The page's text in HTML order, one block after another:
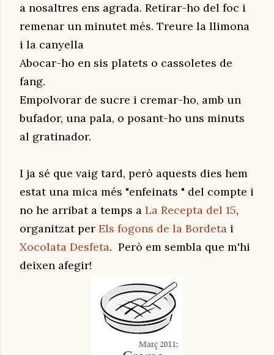
a nosaltres ens agrada. Retirar-ho del foc i
remenar un minutet més. Treure la llimona
i la canyella
Abocar-ho en sis platets o cassoletes de
fang.
Empolvorar de sucre i cremar-ho, amb un
bufador, una pala, o posant-ho uns minuts
al gratinador.
I ja sé que vaig tard, però aquests dies hem
estat una mica més "enfeinats " del compte i
no he arribat a temps a La Recepta del 15,
organitzat per Els fogons de la Bordeta i
Xocolata Desfeta. Però em sembla que m'hi
deixen afegir!